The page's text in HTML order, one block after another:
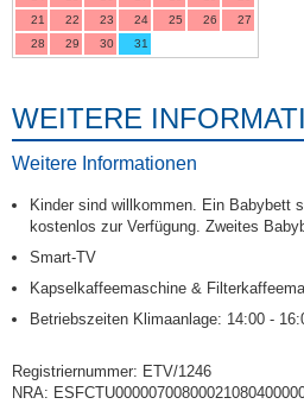
21
22 23 24 25 26
27
28
29 30 31
WEITERE
Weitere Informationen
Kinder sind willkommen. Ein Babybett
kostenlos zur Verfügung. Zweites
Smart-TV
Kapselkaffeemaschine &
Betriebszeiten Klimaanlage: 14:00 -
Registriernummer: ETV/1246
NRA: